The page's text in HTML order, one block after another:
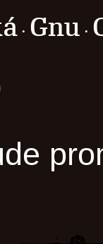
· Gnu ·